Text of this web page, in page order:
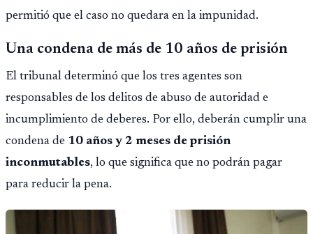
permitió que el caso no quedara en la impunidad.
Una condena de más de 10 años de prisión
El tribunal determinó que los tres agentes son
responsables de los delitos de abuso de autoridad e
incumplimiento de deberes. Por ello, deberán cumplir una
condena de 10 años y 2 meses de prisión
inconmutables, lo que significa que no podrán pagar
para reducir la pena.